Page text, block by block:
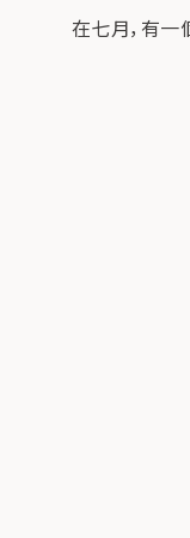
在七月，有